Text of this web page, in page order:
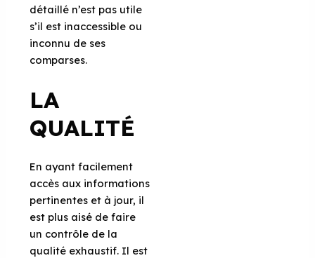
détaillé n’est pas utile
s’il est inaccessible ou
inconnu de ses
comparses.
LA
QUALITÉ
En ayant facilement
accès aux informations
pertinentes et à jour, il
est plus aisé de faire
un contrôle de la
qualité exhaustif. Il est